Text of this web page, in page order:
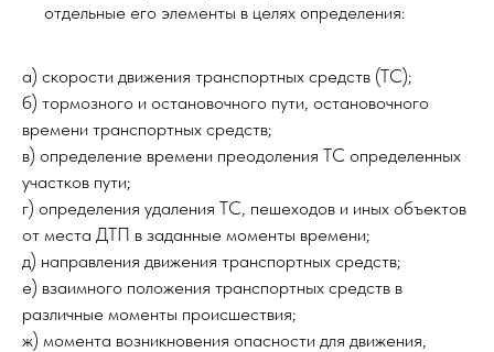
отдельные его элементы в целях определения:
а) скорости движения транспортных средств (ТС);
б) тормозного и остановочного пути, остановочного
времени транспортных средств;
в) определение времени преодоления ТС определенных
участков пути;
г) определения удаления ТС, пешеходов и иных объектов
от места ДТП в заданные моменты времени;
д) направления движения транспортных средств;
е) взаимного положения транспортных средств в
различные моменты происшествия;
ж) момента возникновения опасности для движения,